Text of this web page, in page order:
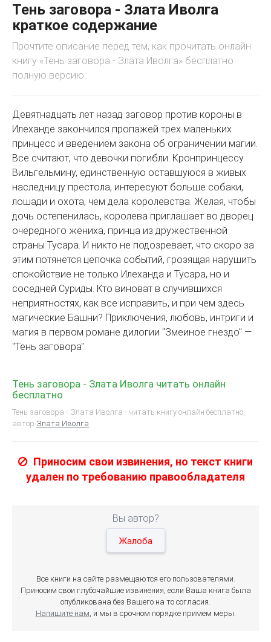
Тень заговора - Злата Иволга
краткое содержание
Прочтите описание перед тем, как прочитать онлайн
книгу «Тень заговора - Злата Иволга» бесплатно
полную версию:
Девятнадцать лет назад заговор против короны в
Илеханде закончился пропажей трех маленьких
принцесс и введением закона об ограничении магии.
Все считают, что девочки погибли. Кронпринцессу
Вильгельмину, единственную оставшуюся в живых
наследницу престола, интересуют больше собаки,
лошади и охота, чем дела королевства. Желая, чтобы
дочь остепенилась, королева приглашает во дворец
очередного жениха, принца из дружественной
страны Тусара. И никто не подозревает, что скоро за
этим потянется цепочка событий, грозящая нарушить
спокойствие не только Илеханда и Тусара, но и
соседней Суриды. Кто виноват в случившихся
неприятностях, как все исправить, и при чем здесь
магические Башни? Приключения, любовь, интриги и
магия в первом романе дилогии "Змеиное гнездо" —
"Тень заговора".
Тень заговора - Злата Иволга читать онлайн
бесплатно
Тень заговора - Злата Иволга - читать книгу онлайн бесплатно,
автор Злата Иволга
Приносим свои извинения, но текст книги
удален по требованию правообладателя
Вы автор?
Жалоба
Все книги на сайте размещаются его пользователями.
Приносим свои глубочайшие извинения, если Ваша книга была
опубликована без Вашего на то согласия.
Напишите нам , и мы в срочном порядке примем меры.